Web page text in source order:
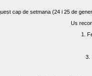
cap de setmana (24 i 25 de
Us
1.
3.